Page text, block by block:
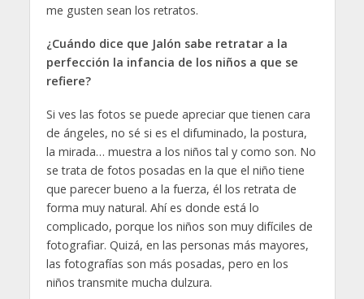
me gusten sean los retratos.
¿Cuándo dice que Jalón sabe retratar a la
perfección la infancia de los niños a que se
refiere?
Si ves las fotos se puede apreciar que tienen cara
de ángeles, no sé si es el difuminado, la postura,
la mirada… muestra a los niños tal y como son. No
se trata de fotos posadas en la que el niño tiene
que parecer bueno a la fuerza, él los retrata de
forma muy natural. Ahí es donde está lo
complicado, porque los niños son muy difíciles de
fotografiar. Quizá, en las personas más mayores,
las fotografías son más posadas, pero en los
niños transmite mucha dulzura.